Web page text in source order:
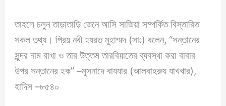
তাহলে চলুন তাড়াতাড়ি জেনে আসি সাজিয়া সম্পর্কিত বিস্তারিত
সকল তথ্য। প্রিয় নবী হযরত মুহাম্মদ (সাঃ) বলেন, “সন্তানের
সুন্দর নাম রাখা ও তার উত্তম তারবিয়াতের ব্যবস্থা করা বাবার
উপর সন্তানের হক” –মুসনাদে বাযযার (আলবাহরুয যাখখার),
হাদিস –৮৫৪০